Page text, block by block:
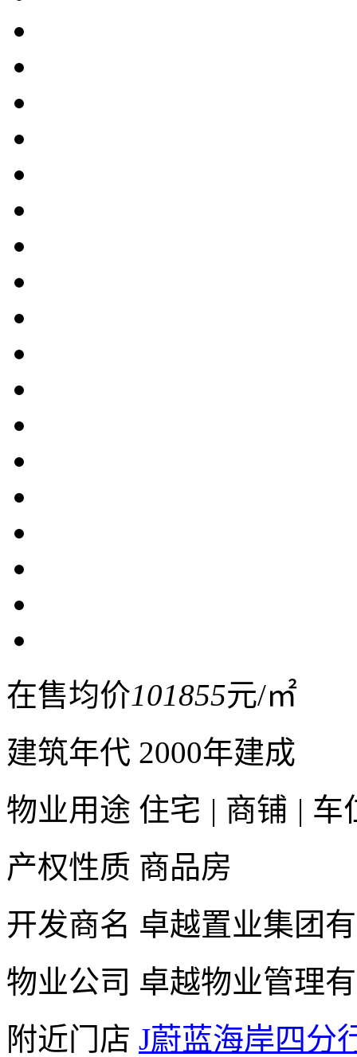
在售均价101855元/㎡
建筑年代 2000年建成
物业用途 住宅 | 商铺 | 车
产权性质 商品房
开发商名 卓越置业集团
物业公司 卓越物业管理
附近门店 J蔚蓝海岸四分